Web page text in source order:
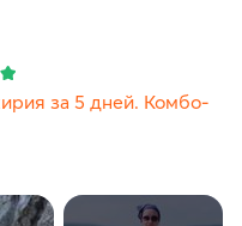
за 5 дней. Комбо-